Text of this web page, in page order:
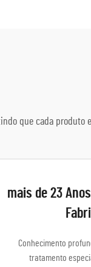
que cada
mais de 23
Conhecimento
tratamento